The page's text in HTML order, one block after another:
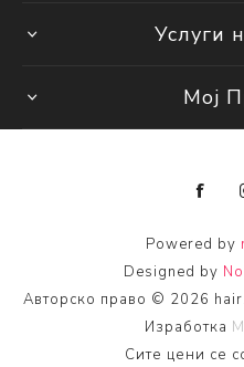
Услуги
Мој
Powered by
Designed by
Авторско право © 2026
Изработка
Сите цени се